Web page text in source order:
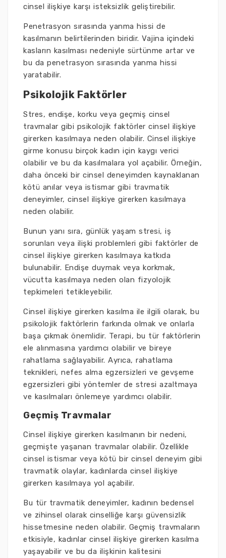
cinsel ilişkiye karşı isteksizlik geliştirebilir.
Penetrasyon sırasında yanma hissi de
kasılmanın belirtilerinden biridir. Vajina içindeki
kasların kasılması nedeniyle sürtünme artar ve
bu da penetrasyon sırasında yanma hissi
yaratabilir.
Psikolojik Faktörler
Stres, endişe, korku veya geçmiş cinsel
travmalar gibi psikolojik faktörler cinsel ilişkiye
girerken kasılmaya neden olabilir. Cinsel ilişkiye
girme konusu birçok kadın için kaygı verici
olabilir ve bu da kasılmalara yol açabilir. Örneğin,
daha önceki bir cinsel deneyimden kaynaklanan
kötü anılar veya istismar gibi travmatik
deneyimler, cinsel ilişkiye girerken kasılmaya
neden olabilir.
Bunun yanı sıra, günlük yaşam stresi, iş
sorunları veya ilişki problemleri gibi faktörler de
cinsel ilişkiye girerken kasılmaya katkıda
bulunabilir. Endişe duymak veya korkmak,
vücutta kasılmaya neden olan fizyolojik
tepkimeleri tetikleyebilir.
Cinsel ilişkiye girerken kasılma ile ilgili olarak, bu
psikolojik faktörlerin farkında olmak ve onlarla
başa çıkmak önemlidir. Terapi, bu tür faktörlerin
ele alınmasına yardımcı olabilir ve bireye
rahatlama sağlayabilir. Ayrıca, rahatlama
teknikleri, nefes alma egzersizleri ve gevşeme
egzersizleri gibi yöntemler de stresi azaltmaya
ve kasılmaları önlemeye yardımcı olabilir.
Geçmiş Travmalar
Cinsel ilişkiye girerken kasılmanın bir nedeni,
geçmişte yaşanan travmalar olabilir. Özellikle
cinsel istismar veya kötü bir cinsel deneyim gibi
travmatik olaylar, kadınlarda cinsel ilişkiye
girerken kasılmaya yol açabilir.
Bu tür travmatik deneyimler, kadının bedensel
ve zihinsel olarak cinselliğe karşı güvensizlik
hissetmesine neden olabilir. Geçmiş travmaların
etkisiyle, kadınlar cinsel ilişkiye girerken kasılma
yaşayabilir ve bu da ilişkinin kalitesini